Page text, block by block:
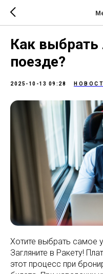
Как
поезде?
2025-10-13 09:28
Хотите выбрать самое
Загляните в Ракету!
этот процесс при